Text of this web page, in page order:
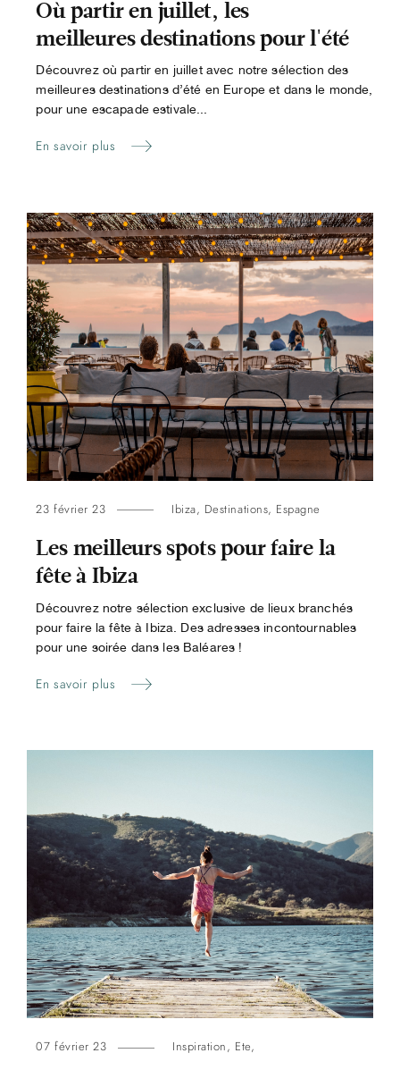
Où partir en juillet, les
meilleures destinations pour l'été
Découvrez où partir en juillet avec notre sélection des
meilleures destinations d’été en Europe et dans le monde,
pour une escapade estivale...
En savoir plus
23 février 23 Ibiza, Destinations, Espagne
Les meilleurs spots pour faire la
fête à Ibiza
Découvrez notre sélection exclusive de lieux branchés
pour faire la fête à Ibiza. Des adresses incontournables
pour une soirée dans les Baléares !
En savoir plus
07 février 23 Inspiration, Ete,